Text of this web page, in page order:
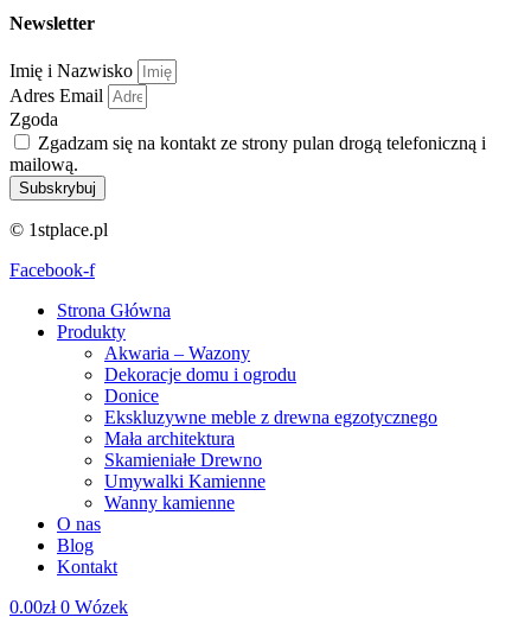
Newsletter
Imię i Nazwisko
Adres Email
Zgoda
Zgadzam się na kontakt ze strony pulan drogą telefoniczną i
mailową.
Subskrybuj
© 1stplace.pl
Facebook-f
Strona Główna
Produkty
Akwaria – Wazony
Dekoracje domu i ogrodu
Donice
Ekskluzywne meble z drewna egzotycznego
Mała architektura
Skamieniałe Drewno
Umywalki Kamienne
Wanny kamienne
O nas
Blog
Kontakt
0.00zł 0 Wózek